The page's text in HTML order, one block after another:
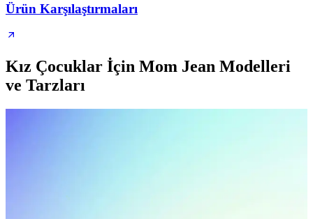
Ürün Karşılaştırmaları
Kız Çocuklar İçin Mom Jean Modelleri
ve Tarzları